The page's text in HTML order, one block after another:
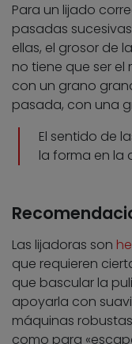
Para un lijado
pasadas
ellas, el grosor de
no tiene que ser el
con un grano
pasada, con una
El sentido de
la forma en la
Las lijadoras son
que requieren
que bascular la
apoyarla con
máquinas
como para